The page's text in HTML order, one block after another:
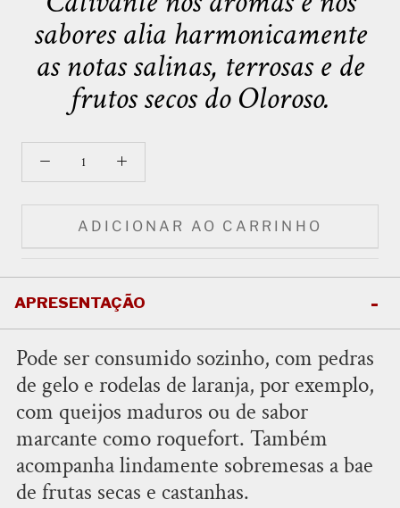
sabores alia harmonicamente
as notas salinas, terrosas e de
frutos secos do Oloroso.
ADICIONAR AO CARRINHO
APRESENTAÇÃO
Pode ser consumido sozinho, com pedras
de gelo e rodelas de laranja, por exemplo,
com queijos maduros ou de sabor
marcante como roquefort. Também
acompanha lindamente sobremesas a bae
de frutas secas e castanhas.